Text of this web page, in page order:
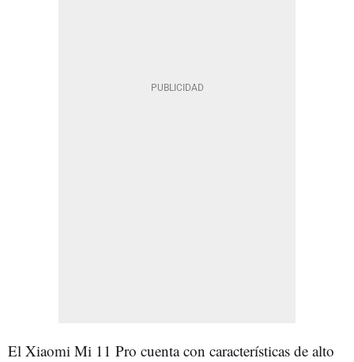
El Xiaomi Mi 11 Pro cuenta con características de alto